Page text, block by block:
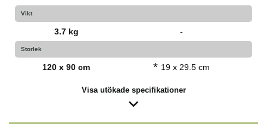
Vikt
3.7 kg -
Storlek
120 x 90 cm * 19 x 29.5 cm
Visa utökade specifikationer